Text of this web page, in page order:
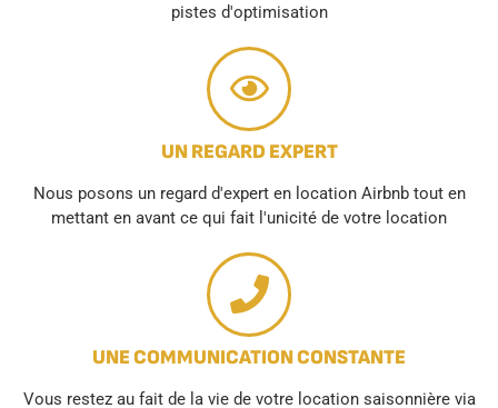
pistes d'optimisation
UN REGARD EXPERT
Nous posons un regard d'expert en location Airbnb tout en
mettant en avant ce qui fait l'unicité de votre location
UNE COMMUNICATION CONSTANTE
Vous restez au fait de la vie de votre location saisonnière via